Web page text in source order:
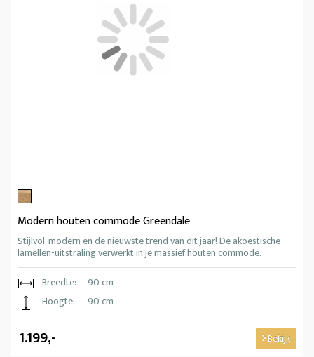
Modern houten commode Greendale
Stijlvol, modern en de nieuwste trend van dit jaar! De akoestische
lamellen-uitstraling verwerkt in je massief houten commode.
Breedte:
90 cm
Hoogte:
90 cm
1.199,- Bekijk